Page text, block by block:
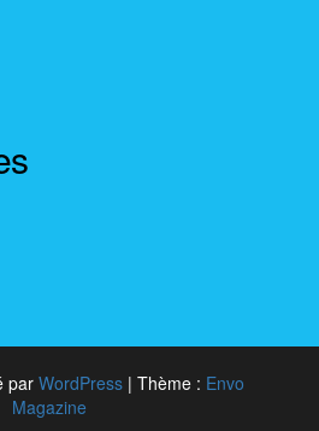
parWordPress | Thème : Envo
Magazine